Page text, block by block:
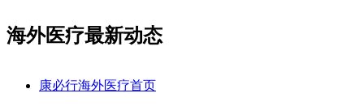
海外医疗最新动态
康必行海外医疗首页